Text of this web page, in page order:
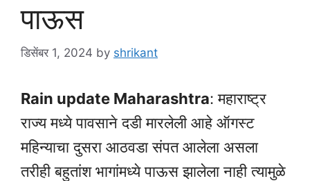
पाऊस
डिसेंबर 1, 2024 by shrikant
Rain update Maharashtra: महाराष्ट्र
राज्य मध्ये पावसाने दडी मारलेली आहे ऑगस्ट
महिन्याचा दुसरा आठवडा संपत आलेला असला
तरीही बहुतांश भागांमध्ये पाऊस झालेला नाही त्यामुळे